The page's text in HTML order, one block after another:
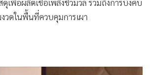
งฝ้ายคำ ชั้น 1 อาคาร UNISERV
แก้ไขปัญหาไฟป่าและฝุ่นละอองขนาดเล็ก